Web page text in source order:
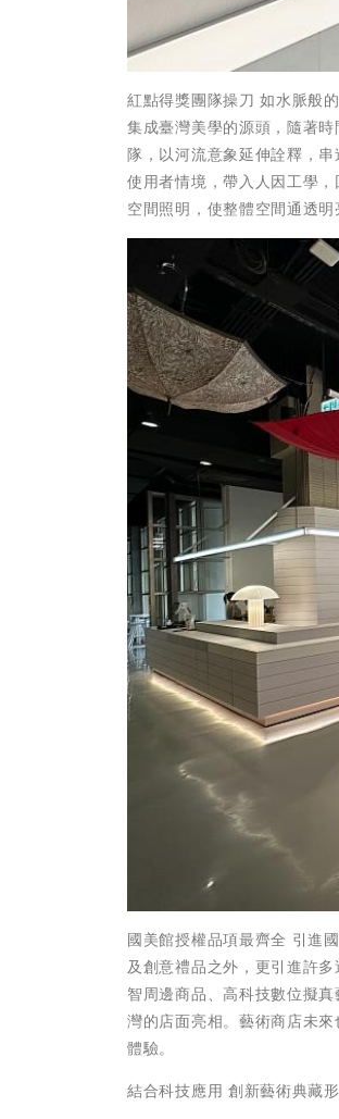
紅點得獎團隊操刀 如水脈般
集成臺灣美學的源頭，隨著
隊，以河流意象延伸詮釋，
使用者情境，帶入人因工學
空間照明，使整體空間通透明
國美館授權品項最齊全 引進
及創意禮品之外，更引進許
智周邊商品、高科技數位擬
灣的店面亮相。藝術商店未
體驗。
結合科技應用 創新藝術典藏